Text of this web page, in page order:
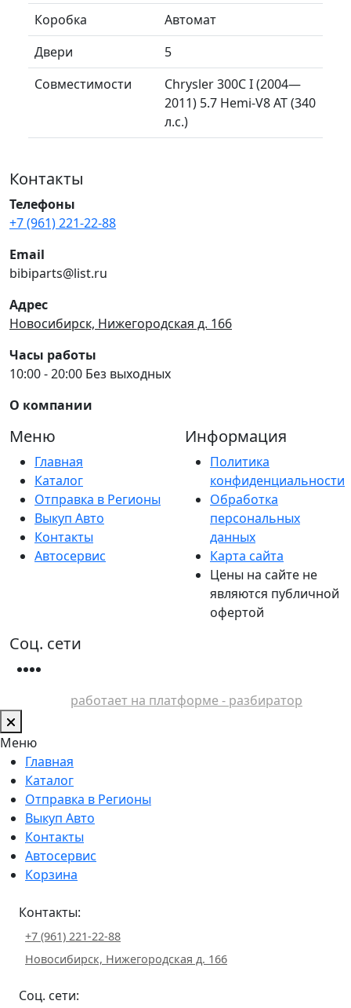
Коробка
Автомат
Двери
5
Совместимости
Chrysler 300C I (2004—
2011) 5.7 Hemi-V8 AT (340
л.с.)
Контакты
Телефоны
+7 (961) 221-22-88
Email
bibiparts@list.ru
Адрес
Новосибирск, Нижегородская д. 166
Часы работы
10:00 - 20:00 Без выходных
О компании
Меню
Главная
Каталог
Отправка в Регионы
Выкуп Авто
Контакты
Автосервис
Информация
Политика
конфиденциальности
Обработка
персональных
данных
Карта сайта
Цены на сайте не
являются публичной
офертой
Соц. сети
работает на платформе - разбиратор
Меню
Главная
Каталог
Отправка в Регионы
Выкуп Авто
Контакты
Автосервис
Корзина
Контакты:
+7 (961) 221-22-88
Новосибирск, Нижегородская д. 166
Соц. сети: